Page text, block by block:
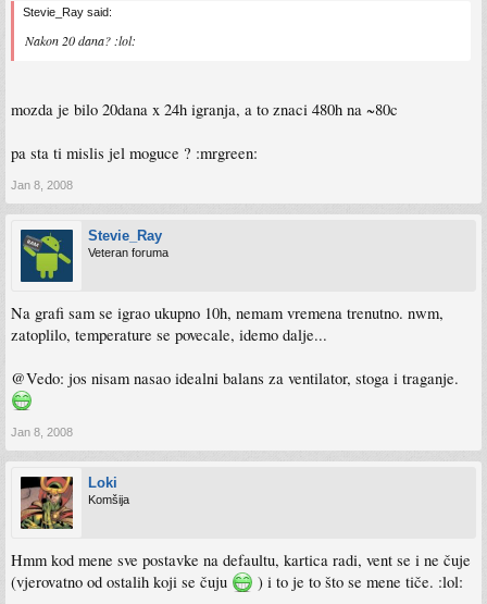
Stevie_Ray said:
Nakon 20 dana? :lol:
mozda je bilo 20dana x 24h igranja, a to znaci 480h na ~80c
pa sta ti mislis jel moguce ? :mrgreen:
Jan 8, 2008
Stevie_Ray
Veteran foruma
Na grafi sam se igrao ukupno 10h, nemam vremena trenutno. nwm,
zatoplilo, temperature se povecale, idemo dalje...
@Vedo: jos nisam nasao idealni balans za ventilator, stoga i traganje.
Jan 8, 2008
Loki
Komšija
Hmm kod mene sve postavke na defaultu, kartica radi, vent se i ne čuje
(vjerovatno od ostalih koji se čuju
) i to je to što se mene tiče. :lol: